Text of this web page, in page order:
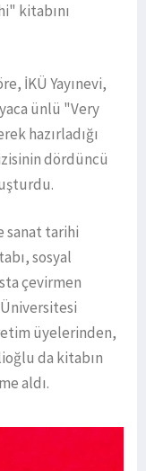
kitabını
İKÜ Yayınevi,
ünlü "Very
hazırladığı
dördüncü
sanat tarihi
sosyal
çevirmen
üyelerinden,
da kitabın
aldı.